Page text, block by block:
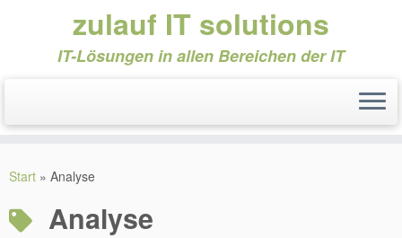
Inhalt
zulauf IT solutions
IT-Lösungen in allen Bereichen der IT
Start » Analyse
Analyse